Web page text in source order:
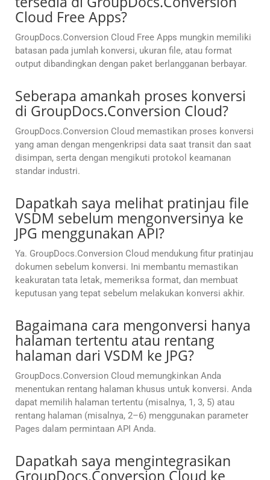
Cloud Free Apps?
GroupDocs.Conversion Cloud Free Apps mungkin memiliki
batasan pada jumlah konversi, ukuran file, atau format
output dibandingkan dengan paket berlangganan berbayar.
Seberapa amankah proses konversi
di GroupDocs.Conversion Cloud?
GroupDocs.Conversion Cloud memastikan proses konversi
yang aman dengan mengenkripsi data saat transit dan saat
disimpan, serta dengan mengikuti protokol keamanan
standar industri.
Dapatkah saya melihat pratinjau file
VSDM sebelum mengonversinya ke
JPG menggunakan API?
Ya. GroupDocs.Conversion Cloud mendukung fitur pratinjau
dokumen sebelum konversi. Ini membantu memastikan
keakuratan tata letak, memeriksa format, dan membuat
keputusan yang tepat sebelum melakukan konversi akhir.
Bagaimana cara mengonversi hanya
halaman tertentu atau rentang
halaman dari VSDM ke JPG?
GroupDocs.Conversion Cloud memungkinkan Anda
menentukan rentang halaman khusus untuk konversi. Anda
dapat memilih halaman tertentu (misalnya, 1, 3, 5) atau
rentang halaman (misalnya, 2–6) menggunakan parameter
Pages dalam permintaan API Anda.
Dapatkah saya mengintegrasikan
GroupDocs.Conversion Cloud ke